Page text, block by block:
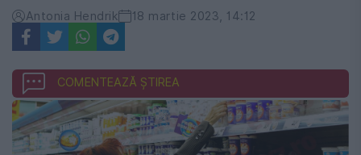
Antonia Hendrik 18 martie 2023, 14:12
COMENTEAZĂ ȘTIREA